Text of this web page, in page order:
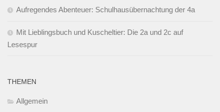
Aufregendes Abenteuer: Schulhausübernachtung der 4a
Mit Lieblingsbuch und Kuscheltier: Die 2a und 2c auf
Lesespur
THEMEN
Allgemein